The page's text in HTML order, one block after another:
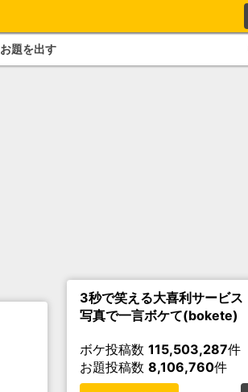
お題を出す
3秒で笑える大喜利サービス
写真で一言ボケて(bokete)
ボケ投稿数 115,503,287件
お題投稿数 8,106,760件